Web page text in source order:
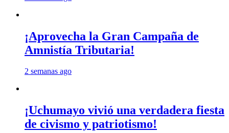
¡Aprovecha la Gran Campaña de
Amnistía Tributaria!
2 semanas ago
¡Uchumayo vivió una verdadera fiesta
de civismo y patriotismo!